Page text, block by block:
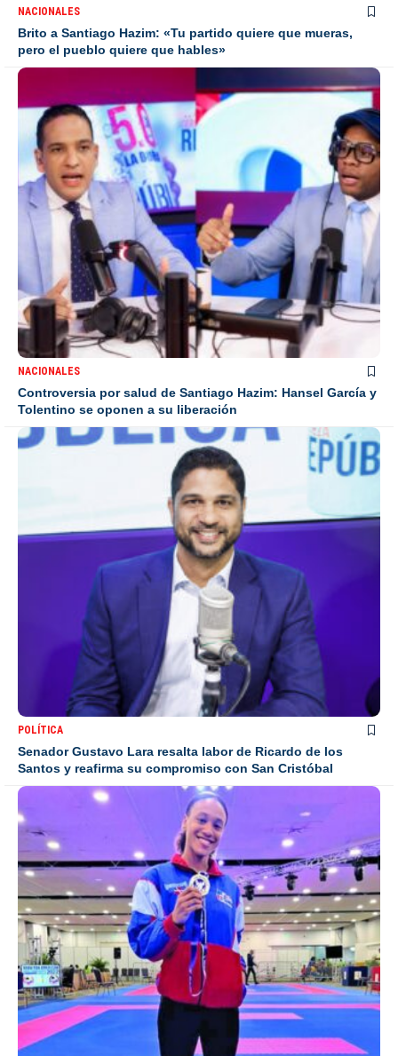
NACIONALES
Brito a Santiago Hazim: «Tu partido quiere que mueras,
pero el pueblo quiere que hables»
NACIONALES
Controversia por salud de Santiago Hazim: Hansel García y
Tolentino se oponen a su liberación
POLÍTICA
Senador Gustavo Lara resalta labor de Ricardo de los
Santos y reafirma su compromiso con San Cristóbal